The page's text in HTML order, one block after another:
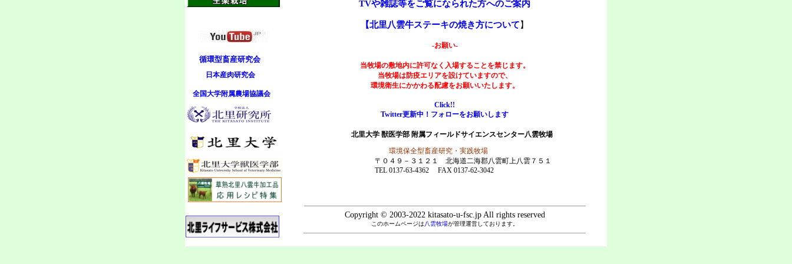
循環型畜産研究会
日本産肉研究会
全国大学附属農場協議会
TVや雑誌等をご覧になられた方へのご案内
【北里八雲牛ステーキの焼き方について 】
-お願い-
当牧場の敷地内に許可なく入場することを禁じます。
当牧場は防疫エリアを設けていますので、
環境衛生にかかわる配慮をお願いいたします。
Click!!
Twitter更新中！フォローをお願いします
北里大学 獣医学部 附属フィールドサイエンスセンター八雲牧場
環境保全型畜産研究・実践牧場
〒０４９－３１２１ 北海道二海郡八雲町上八雲７５１
TEL 0137-63-4362 FAX 0137-62-3042
Copyright © 2003-2022 kitasato-u-fsc.jp All rights reserved
このホームページは 八雲牧場が管理運営しております。